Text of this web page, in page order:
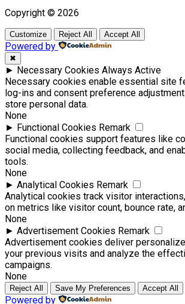
Copyright © 2026
Customize Reject All Accept All
Powered by
✖
► Necessary Cookies Always Active
Necessary cookies enable essential site
log-ins and consent preference
store personal data.
None
► Functional Cookies Remark
Functional cookies support features like
social media, collecting feedback, and
tools.
None
► Analytical Cookies Remark
Analytical cookies track visitor
on metrics like visitor count, bounce rate,
None
► Advertisement Cookies Remark
Advertisement cookies deliver
your previous visits and analyze the
campaigns.
None
Reject All Save My Preferences Accept All
Powered by